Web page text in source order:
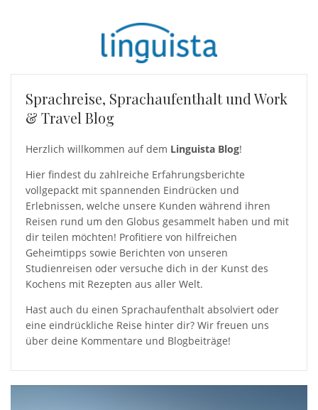
Sprachreise, Sprachaufenthalt und Work
& Travel Blog
Herzlich willkommen auf dem Linguista Blog!
Hier findest du zahlreiche Erfahrungsberichte
vollgepackt mit spannenden Eindrücken und
Erlebnissen, welche unsere Kunden während ihren
Reisen rund um den Globus gesammelt haben und mit
dir teilen möchten! Profitiere von hilfreichen
Geheimtipps sowie Berichten von unseren
Studienreisen oder versuche dich in der Kunst des
Kochens mit Rezepten aus aller Welt.
Hast auch du einen Sprachaufenthalt absolviert oder
eine eindrückliche Reise hinter dir? Wir freuen uns
über deine Kommentare und Blogbeiträge!